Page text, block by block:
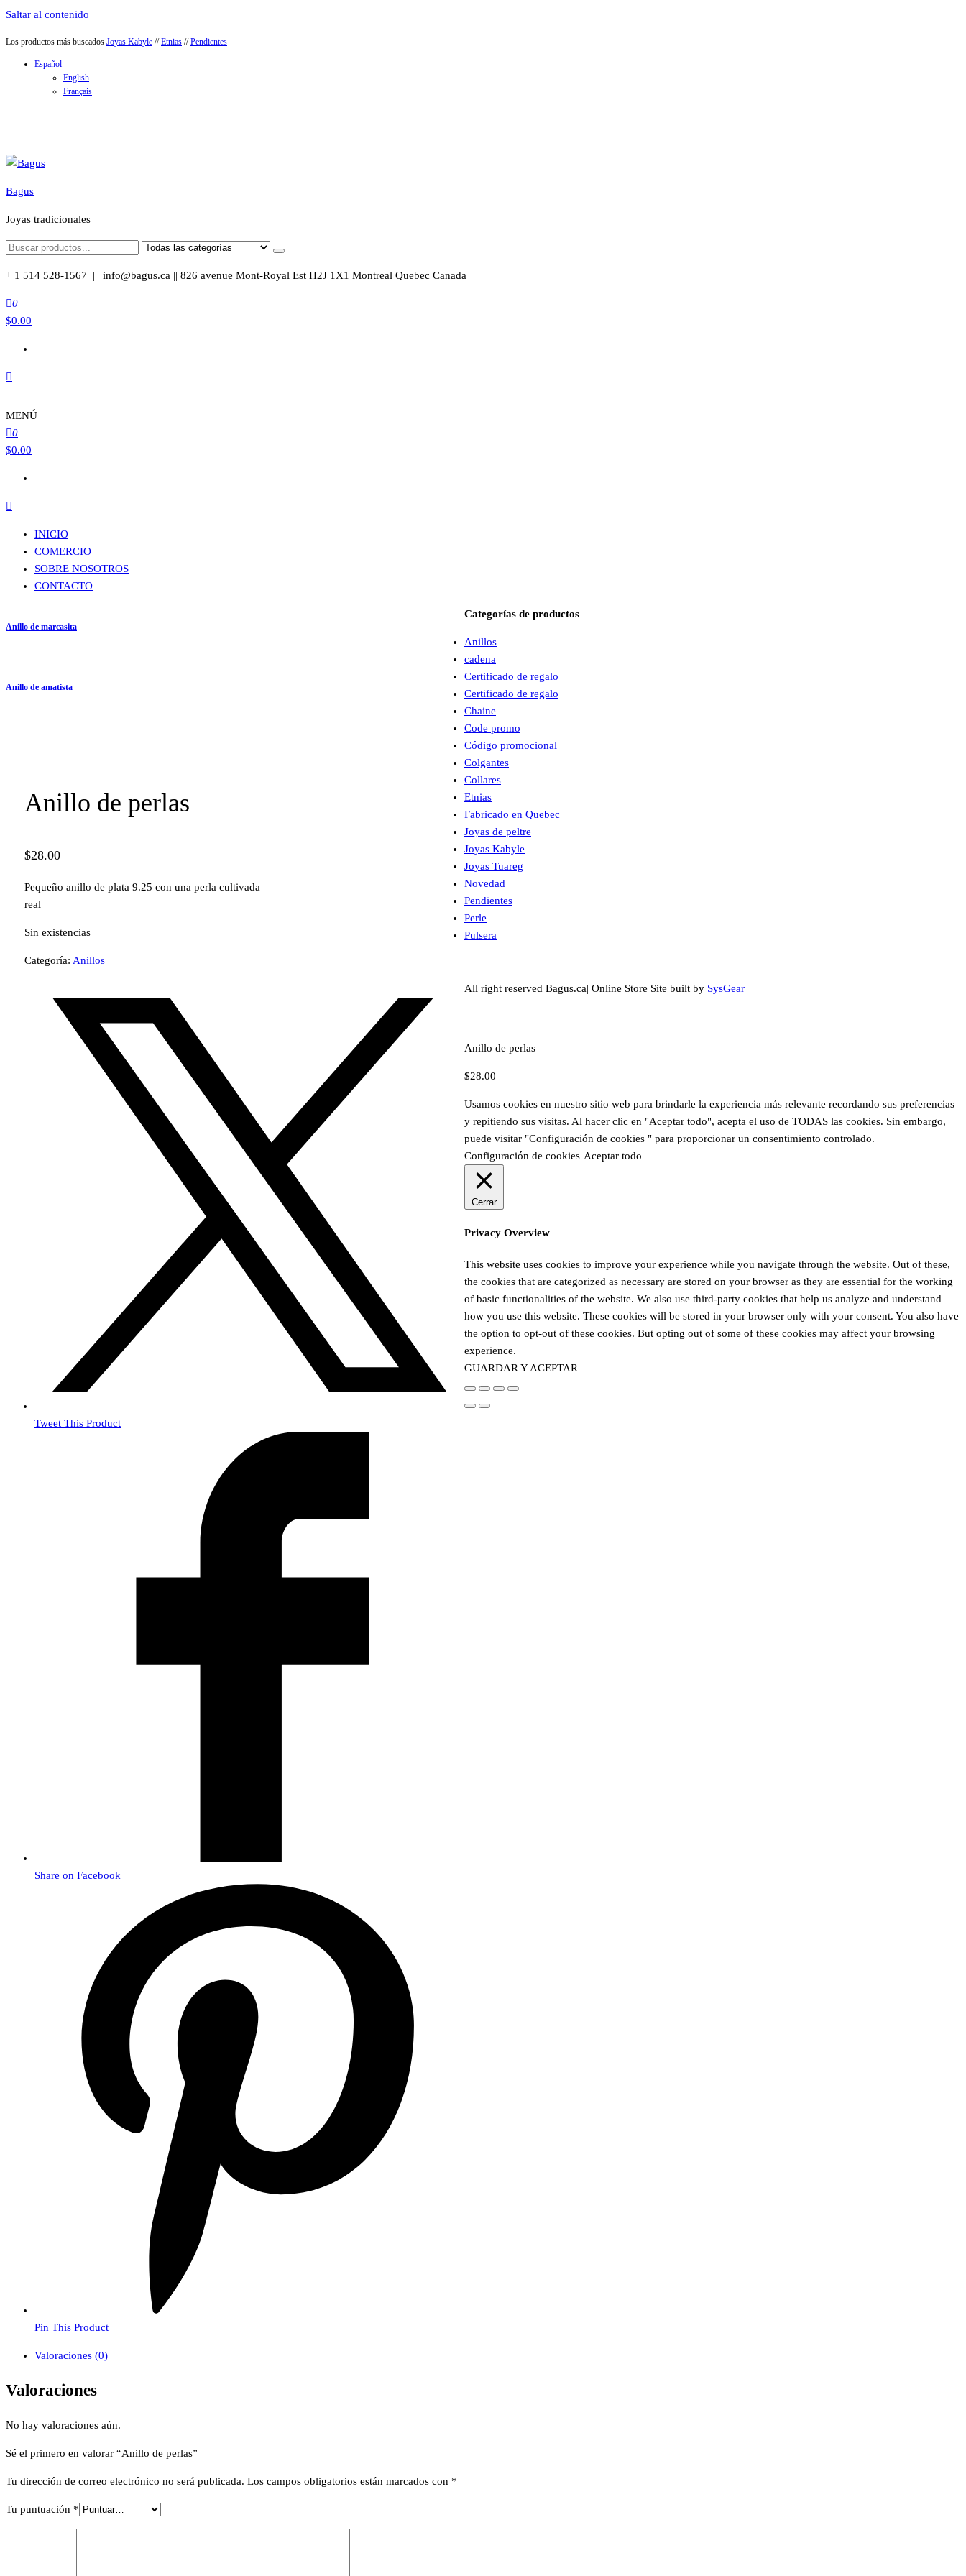
Saltar al contenido
Los productos más buscados Joyas Kabyle //Etnias //Pendientes
Español
English
Français
Bagus
Joyas tradicionales
+ 1 514 528-1567 || info@bagus.ca || 826 avenue Mont-Royal Est H2J 1X1 Montreal Quebec Canada
0
$0.00
MENÚ
0
$0.00
INICIO
COMERCIO
SOBRE NOSOTROS
CONTACTO
Anillo de marcasita
Anillo de amatista
Anillo de perlas
$28.00
Pequeño anillo de plata 9.25 con una perla cultivada
real
Sin existencias
Categoría: Anillos
Tweet This Product
Share on Facebook
Pin This Product
Valoraciones (0)
Valoraciones
No hay valoraciones aún.
Sé el primero en valorar “Anillo de perlas”
Tu dirección de correo electrónico no será publicada. Los campos obligatorios están marcados con *
Tu puntuación *
Categorías de productos
Anillos
cadena
Certificado de regalo
Certificado de regalo
Chaine
Code promo
Código promocional
Colgantes
Collares
Etnias
Fabricado en Quebec
Joyas de peltre
Joyas Kabyle
Joyas Tuareg
Novedad
Pendientes
Perle
Pulsera
All right reserved Bagus.ca| Online Store Site built by SysGear
Anillo de perlas
$28.00
Usamos cookies en nuestro sitio web para brindarle la experiencia más relevante recordando sus preferencias
y repitiendo sus visitas. Al hacer clic en "Aceptar todo", acepta el uso de TODAS las cookies. Sin embargo,
puede visitar "Configuración de cookies " para proporcionar un consentimiento controlado.
Configuración de cookies Aceptar todo
Cerrar
Privacy Overview
This website uses cookies to improve your experience while you navigate through the website. Out of these,
the cookies that are categorized as necessary are stored on your browser as they are essential for the working
of basic functionalities of the website. We also use third-party cookies that help us analyze and understand
how you use this website. These cookies will be stored in your browser only with your consent. You also have
the option to opt-out of these cookies. But opting out of some of these cookies may affect your browsing
experience.
GUARDAR Y ACEPTAR